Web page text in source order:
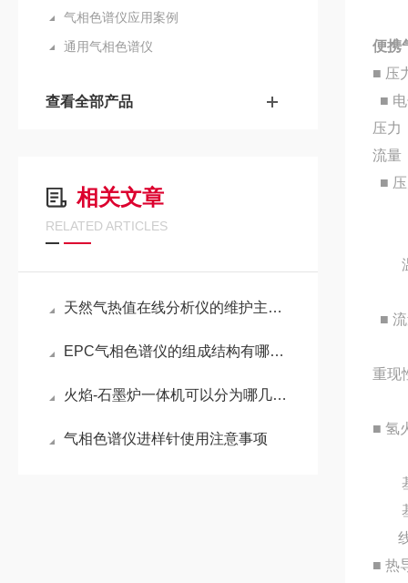
气相色谱仪应用案例
通用气相色谱仪
查看全部产品
相关文章
RELATED ARTICLES
天然气热值在线分析仪的维护主要包括以下几个方面
EPC气相色谱仪的组成结构有哪些？
火焰-石墨炉一体机可以分为哪几个部分
气相色谱仪进样针使用注意事项
便携
■ 压
■
压力
流量
■
温
■
重现
■ 氢
基
基
线
■ 热